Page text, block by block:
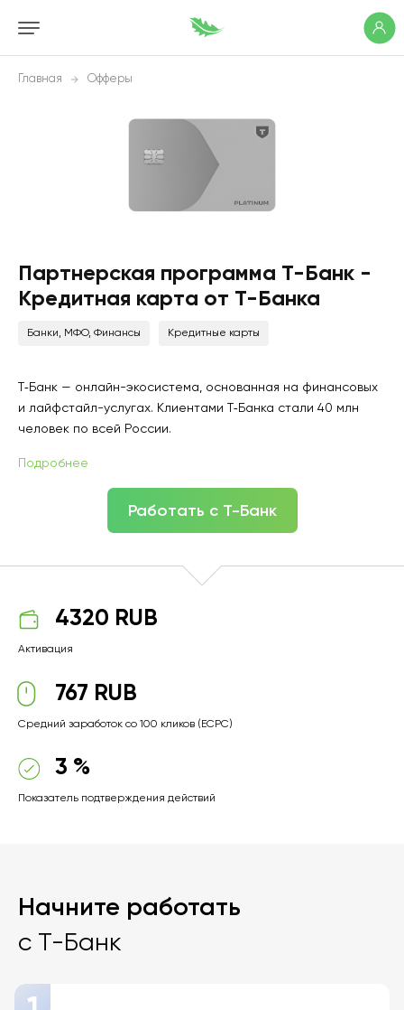
Главная Офферы
Партнерская программа Т-Банк -
Кредитная карта от Т-Банка
Банки, МФО, Финансы Кредитные карты
Т‑Банк — онлайн-экосистема, основанная на финансовых
и лайфстайл-услугах. Клиентами Т‑Банка стали 40 млн
человек по всей России.
Подробнее
Работать с Т-Банк
4320 RUB
Активация
767 RUB
Средний заработок со 100 кликов (ECPC)
3 %
Показатель подтверждения действий
Начните работать
с Т-Банк